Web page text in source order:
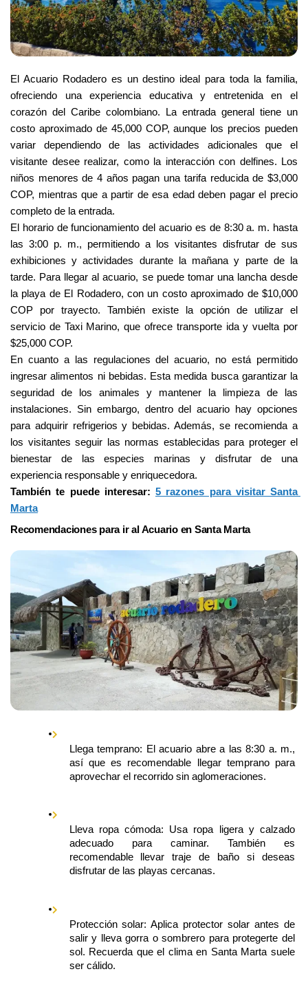
El Acuario Rodadero es un destino ideal para toda la familia,
ofreciendo una experiencia educativa y entretenida en el
corazón del Caribe colombiano. La entrada general tiene un
costo aproximado de 45,000 COP, aunque los precios pueden
variar dependiendo de las actividades adicionales que el
visitante desee realizar, como la interacción con delfines. Los
niños menores de 4 años pagan una tarifa reducida de $3,000
COP, mientras que a partir de esa edad deben pagar el precio
completo de la entrada.
El horario de funcionamiento del acuario es de 8:30 a. m. hasta
las 3:00 p. m., permitiendo a los visitantes disfrutar de sus
exhibiciones y actividades durante la mañana y parte de la
tarde. Para llegar al acuario, se puede tomar una lancha desde
la playa de El Rodadero, con un costo aproximado de $10,000
COP por trayecto. También existe la opción de utilizar el
servicio de Taxi Marino, que ofrece transporte ida y vuelta por
$25,000 COP.
En cuanto a las regulaciones del acuario, no está permitido
ingresar alimentos ni bebidas. Esta medida busca garantizar la
seguridad de los animales y mantener la limpieza de las
instalaciones. Sin embargo, dentro del acuario hay opciones
para adquirir refrigerios y bebidas. Además, se recomienda a
los visitantes seguir las normas establecidas para proteger el
bienestar de las especies marinas y disfrutar de una
experiencia responsable y enriquecedora.
También te puede interesar: 5 razones para visitar Santa
Marta
Recomendaciones para ir al Acuario en Santa Marta
Llega temprano: El acuario abre a las 8:30 a. m.,
así que es recomendable llegar temprano para
aprovechar el recorrido sin aglomeraciones.
Lleva ropa cómoda: Usa ropa ligera y calzado
adecuado para caminar. También es
recomendable llevar traje de baño si deseas
disfrutar de las playas cercanas.
Protección solar: Aplica protector solar antes de
salir y lleva gorra o sombrero para protegerte del
sol. Recuerda que el clima en Santa Marta suele
ser cálido.